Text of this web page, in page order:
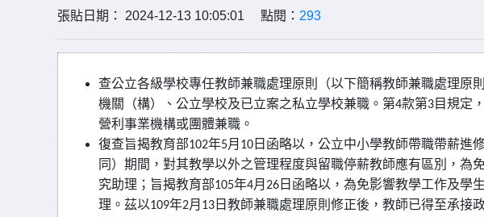
張貼日期： 2024-12-13 10:05:01 點閱： 293
查公立各級學校專任教師兼職處理原則（以下簡稱教師兼職處理原
機關（構）、公立學校及已立案之私立學校兼職。第4款第3目規定
營利事業機構或團體兼職。
復查旨揭教育部102年5月 10 日函略以，公立中小學教師帶職帶薪進
同）期間，對其教學以外之管理程度與留職停薪教師應有區別，為
究助理；旨揭教育部105年4月 26 日函略以，為免影響教學工作及學
理。茲以109年2月 13 日教師兼職處理原則修正後，教師已得至承接